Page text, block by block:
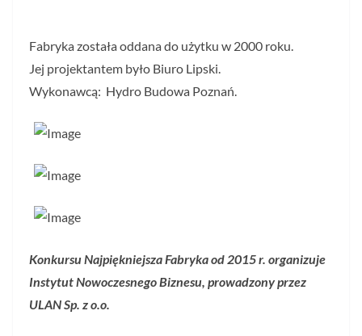
Fabryka została oddana do użytku w 2000 roku.
Jej projektantem było Biuro Lipski.
Wykonawcą: Hydro Budowa Poznań.
Konkursu Najpiękniejsza Fabryka od 2015 r. organizuje
Instytut Nowoczesnego Biznesu, prowadzony przez
ULAN Sp. z o.o.